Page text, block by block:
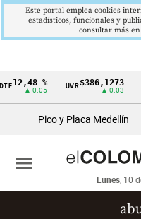
Cintillo
económicos
Colombia
12,48 %
▲ 0.05
UVR$386,1273
▲ 0.03
Pico y Placa Medellín
Lunes, 10
menu
Este portal emplea cookies
estadísticos, funcionales y
consultar más